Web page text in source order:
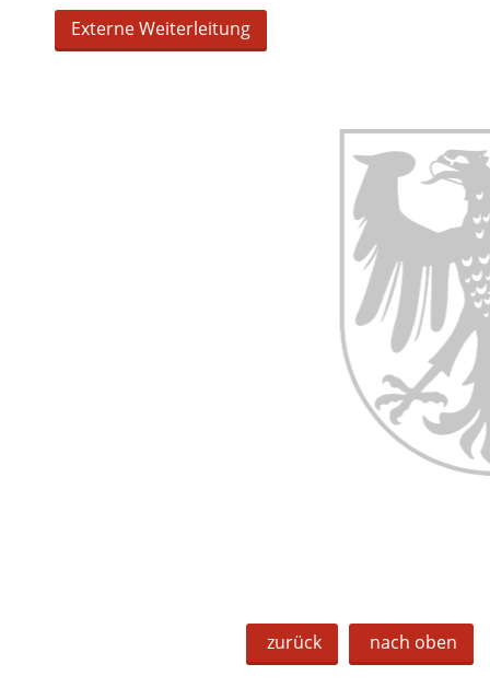
Externe Weiterleitung
zurück nach oben